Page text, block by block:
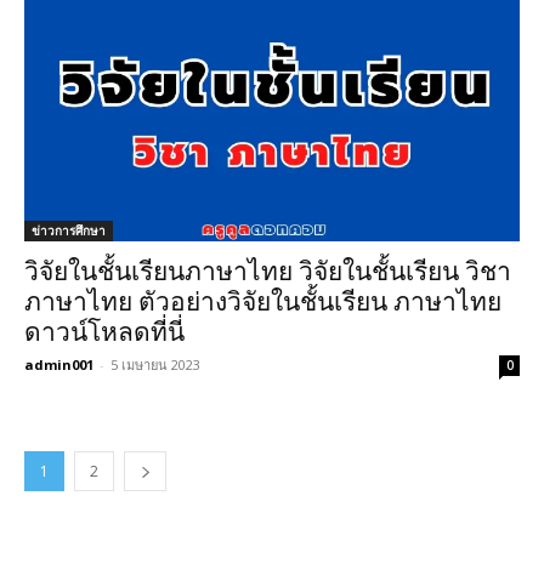
ข่าวการศึกษา
วิจัยในชั้นเรียนภาษาไทย วิจัยในชั้นเรียน วิชา
ภาษาไทย ตัวอย่างวิจัยในชั้นเรียน ภาษาไทย
ดาวน์โหลดที่นี่
admin001 - 5 เมษายน 2023 0
1 2